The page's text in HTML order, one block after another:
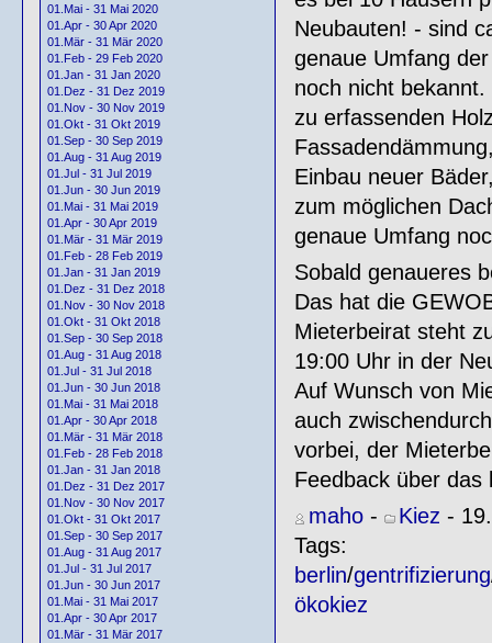
01.Mai - 31 Mai 2020
01.Apr - 30 Apr 2020
01.Mär - 31 Mär 2020
01.Feb - 29 Feb 2020
01.Jan - 31 Jan 2020
01.Dez - 31 Dez 2019
01.Nov - 30 Nov 2019
01.Okt - 31 Okt 2019
01.Sep - 30 Sep 2019
01.Aug - 31 Aug 2019
01.Jul - 31 Jul 2019
01.Jun - 30 Jun 2019
01.Mai - 31 Mai 2019
01.Apr - 30 Apr 2019
01.Mär - 31 Mär 2019
01.Feb - 28 Feb 2019
01.Jan - 31 Jan 2019
01.Dez - 31 Dez 2018
01.Nov - 30 Nov 2018
01.Okt - 31 Okt 2018
01.Sep - 30 Sep 2018
01.Aug - 31 Aug 2018
01.Jul - 31 Jul 2018
01.Jun - 30 Jun 2018
01.Mai - 31 Mai 2018
01.Apr - 30 Apr 2018
01.Mär - 31 Mär 2018
01.Feb - 28 Feb 2018
01.Jan - 31 Jan 2018
01.Dez - 31 Dez 2017
01.Nov - 30 Nov 2017
01.Okt - 31 Okt 2017
01.Sep - 30 Sep 2017
01.Aug - 31 Aug 2017
01.Jul - 31 Jul 2017
01.Jun - 30 Jun 2017
01.Mai - 31 Mai 2017
01.Apr - 30 Apr 2017
01.Mär - 31 Mär 2017
Neubauten! - sind
genaue Umfang
noch nicht
zu erfassenden
Einbau neuer
zum möglichen
genaue Umfang
Sobald genaueres
Das hat die
Mieterbeirat steht
19:00 Uhr in der
Auf Wunsch von
auch
vorbei, der
Feedback über das
maho- Kiez -
Tags:
berlin/gentrifizierung
ökokiez